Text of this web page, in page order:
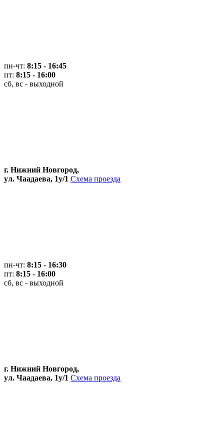
пн-чт: 8:15 - 16:45
пт: 8:15 - 16:00
сб, вс - выходной
г. Нижний Новгород,
ул. Чаадаева, 1у/1 Схема проезда
пн-чт: 8:15 - 16:30
пт: 8:15 - 16:00
сб, вс - выходной
г. Нижний Новгород,
ул. Чаадаева, 1у/1 Схема проезда